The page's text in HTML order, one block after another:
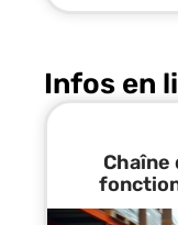
Infos en
Chaîne